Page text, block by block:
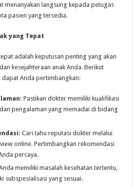
menanyakan langsung kepada petugas
pasien yang tersedia.
yang Tepat
adalah keputusan penting yang akan
kesejahteraan anak Anda. Berikut
Anda pertimbangkan:
Pastikan dokter memiliki kualifikasi
pengalaman yang memadai di bidang
Cari tahu reputasi dokter melalui
online. Pertimbangkan rekomendasi
percaya.
memiliki masalah kesehatan tertentu,
subspesialisasi yang sesuai.